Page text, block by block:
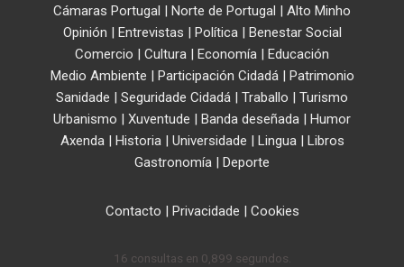
Cámaras Portugal | Norte de Portugal | Alto Minho
Opinión | Entrevistas | Política| Benestar Social
Comercio | Cultura | Economía | Educación
Medio Ambiente | Participación Cidadá| Patrimonio
Sanidade | Seguridade Cidadá | Traballo | Turismo
Urbanismo | Xuventude | Banda deseñada | Humor
Axenda| Historia| Universidade | Lingua| Libros
Gastronomía | Deporte
Contacto | Privacidade | Cookies
16 consultas en 0,899 segundos.